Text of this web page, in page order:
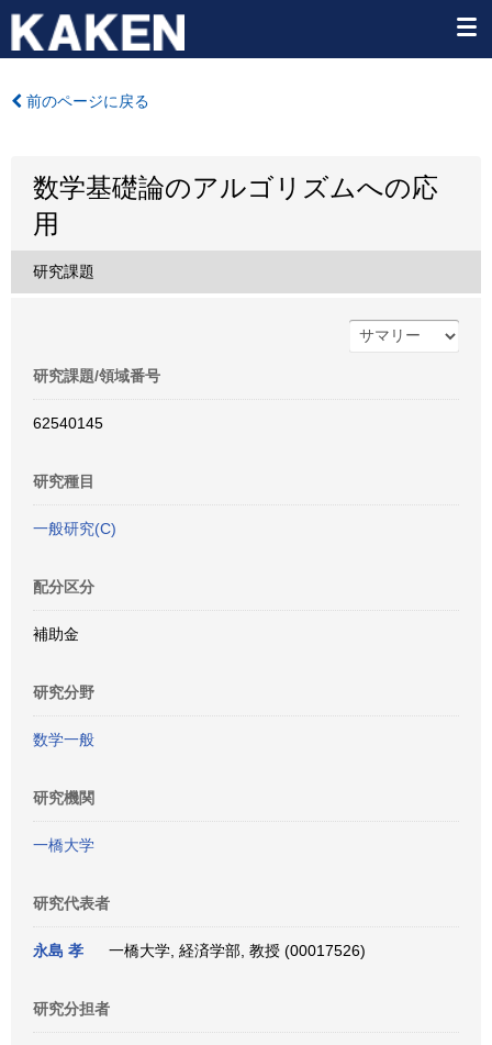
前のページに戻る
数学基礎論のアルゴリズムへの応
用
研究課題
研究課題/領域番号
62540145
研究種目
一般研究(C)
配分区分
補助金
研究分野
数学一般
研究機関
一橋大学
研究代表者
永島 孝 一橋大学, 経済学部, 教授 (00017526)
研究分担者